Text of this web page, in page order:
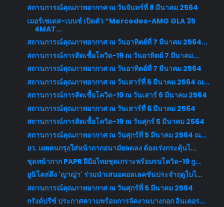
สถานการณ์คุณภาพอากาศ ณ วันจันทร์ที่ 8 มีนาคม 2564
เมอร์เซเดส-เบนซ์ เปิดตัว “Mercedes-AMG GLA 35
4MAT...
สถานการณ์คุณภาพอากาศ ณ วันอาทิตย์ที่ 7 มีนาคม 2564...
สถานการณ์การติดเชื้อโควิด-19 ณ วันอาทิตย์ 7 มีนาคม...
สถานการณ์คุณภาพอากาศ ณ วันอาทิตย์ที่ 7 มีนาคม 2564
สถานการณ์คุณภาพอากาศ ณ วันเสาร์ที่ 6 มีนาคม 2564 ณ...
สถานการณ์การติดเชื้อโควิด-19 ณ วันเสาร์ 6 มีนาคม 2564
สถานการณ์คุณภาพอากาศ ณ วันเสาร์ที่ 6 มีนาคม 2564
สถานการณ์การติดเชื้อโควิด-19 ณ วันศุกร์ 5 มีนาคม 2564
สถานการณ์คุณภาพอากาศ ณ วันศุกร์ที่ 5 มีนาคม 2564 ณ...
อว. เผยคนกรุงใส่หน้ากากอนามัยลดลง ต้องเร่งกระตุ้นไ...
ชุดหน้ากาก PAPR ฝีมือไทยชุดเกราะพร้อมรบโควิด-19 กู...
ยูนิโคล่ดึง 'ญาญ่า' ร่วมนำเสนอคอลเลคชันประจำฤดูใบไ...
สถานการณ์คุณภาพอากาศ ณ วันศุกร์ที่ 5 มีนาคม 2564
กรังด์ปรีซ์ ประกาศความพร้อมการจัดงานบางกอก อินเตอร...